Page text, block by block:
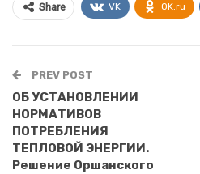
Share VK OK.ru
PREV POST
ОБ УСТАНОВЛЕНИИ
НОРМАТИВОВ
ПОТРЕБЛЕНИЯ
ТЕПЛОВОЙ ЭНЕРГИИ.
Решение Оршанского